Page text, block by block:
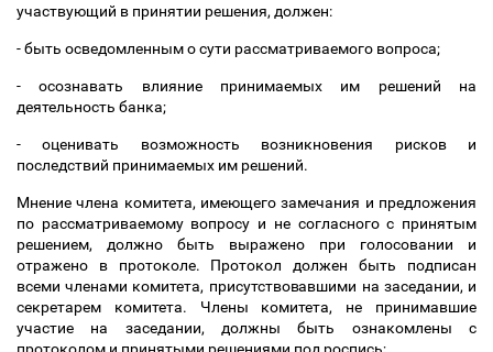
участвующий в принятии решения, должен:
- быть осведомленным о сути рассматриваемого вопроса;
- осознавать влияние принимаемых им решений на
деятельность банка;
- оценивать возможность возникновения рисков и
последствий принимаемых им решений.
Мнение члена комитета, имеющего замечания и предложения
по рассматриваемому вопросу и не согласного с принятым
решением, должно быть выражено при голосовании и
отражено в протоколе. Протокол должен быть подписан
всеми членами комитета, присутствовавшими на заседании, и
секретарем комитета. Члены комитета, не принимавшие
участие на заседании, должны быть ознакомлены с